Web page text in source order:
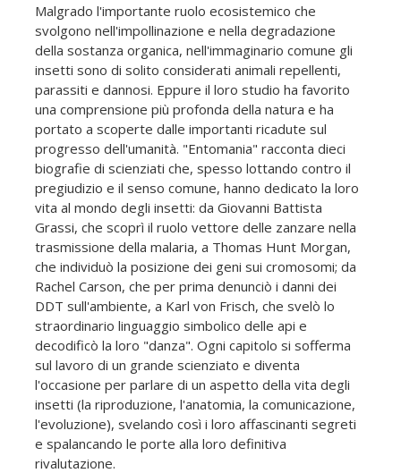
Malgrado l'importante ruolo ecosistemico che
svolgono nell'impollinazione e nella degradazione
della sostanza organica, nell'immaginario comune gli
insetti sono di solito considerati animali repellenti,
parassiti e dannosi. Eppure il loro studio ha favorito
una comprensione più profonda della natura e ha
portato a scoperte dalle importanti ricadute sul
progresso dell'umanità. "Entomania" racconta dieci
biografie di scienziati che, spesso lottando contro il
pregiudizio e il senso comune, hanno dedicato la loro
vita al mondo degli insetti: da Giovanni Battista
Grassi, che scoprì il ruolo vettore delle zanzare nella
trasmissione della malaria, a Thomas Hunt Morgan,
che individuò la posizione dei geni sui cromosomi; da
Rachel Carson, che per prima denunciò i danni dei
DDT sull'ambiente, a Karl von Frisch, che svelò lo
straordinario linguaggio simbolico delle api e
decodificò la loro "danza". Ogni capitolo si sofferma
sul lavoro di un grande scienziato e diventa
l'occasione per parlare di un aspetto della vita degli
insetti (la riproduzione, l'anatomia, la comunicazione,
l'evoluzione), svelando così i loro affascinanti segreti
e spalancando le porte alla loro definitiva
rivalutazione.